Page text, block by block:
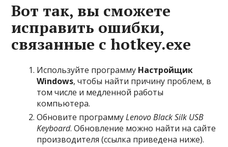
Вот так, вы сможете
исправить ошибки,
связанные с hotkey.exe
Используйте программу Настройщик
Windows, чтобы найти причину проблем, в
том числе и медленной работы
компьютера.
Обновите программуLenovo Black Silk USB
Keyboard. Обновление можно найти на сайте
производителя (ссылка приведена ниже).